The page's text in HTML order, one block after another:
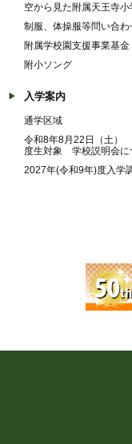
空から見た附属天王寺小
制服、体操服等問い合わ
附属学校園支援事業基金
附小ソング
入学案内
通学区域
令和8年8月22日（土）
度生対象 学校説明会に
2027年(令和9年)度入学